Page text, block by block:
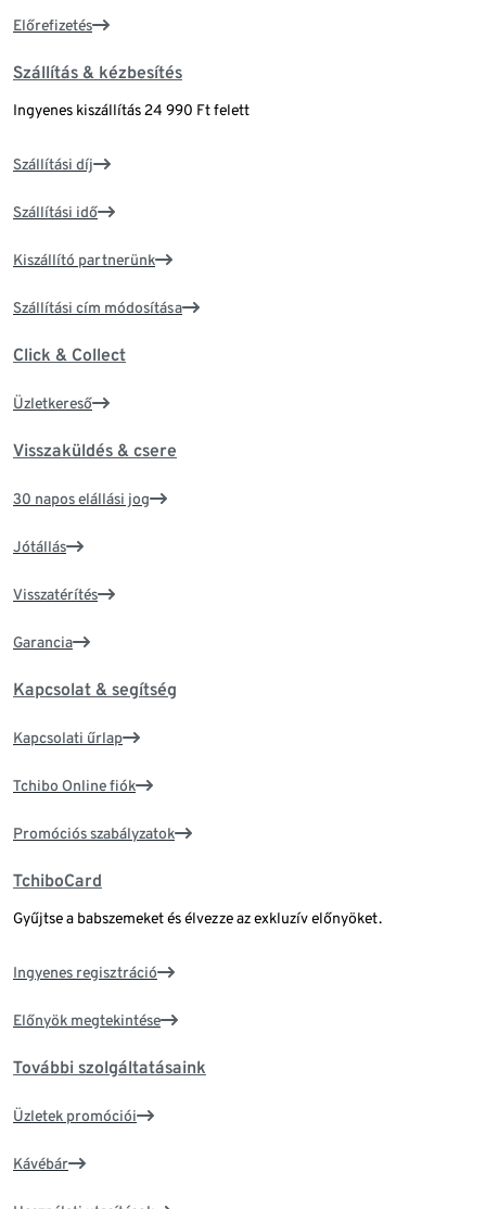
Előrefizetés
Szállítás & kézbesítés
Ingyenes kiszállítás 24 990 Ft felett
Szállítási díj
Szállítási idő
Kiszállító partnerünk
Szállítási cím módosítása
Click & Collect
Üzletkereső
Visszaküldés & csere
30 napos elállási jog
Jótállás
Visszatérítés
Garancia
Kapcsolat & segítség
Kapcsolati űrlap
Tchibo Online fiók
Promóciós szabályzatok
TchiboCard
Gyűjtse a babszemeket és élvezze az exkluzív előnyöket.
Ingyenes regisztráció
Előnyök megtekintése
További szolgáltatásaink
Üzletek promóciói
Kávébár